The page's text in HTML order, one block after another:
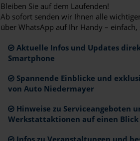
Bleiben Sie auf dem Laufenden!
Ab sofort senden wir Ihnen alle
über WhatsApp auf Ihr Handy –
Aktuelle Infos und Updates
Smartphone
Spannende Einblicke und
von Auto Niedermayer
Hinweise zu Serviceangeboten
Werkstattaktionen auf einen Blick
Infos zu Veranstaltungen und